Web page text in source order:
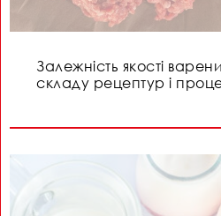
Залежність якості
складу рецептур і